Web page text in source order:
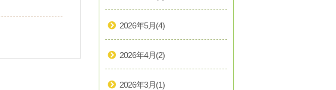
2026年5月(4)
2026年4月(2)
2026年3月(1)